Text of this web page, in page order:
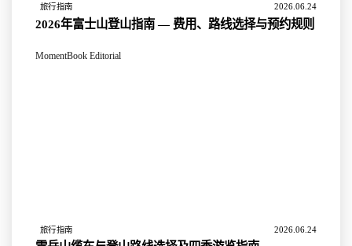
旅行指南 2026.06.24
2026年富士山登山指南 — 费用、路线选择与预约规则
MomentBook Editorial
旅行指南 2026.06.24